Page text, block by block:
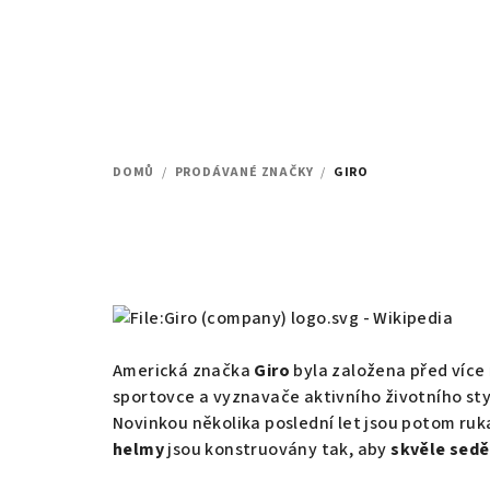
DOMŮ / PRODÁVANÉ ZNAČKY / GIRO
Americká značka Giro byla založena před
sportovce a vyznavače aktivního životního
Novinkou několika poslední let jsou potom
helmyjsou konstruovány tak, abyskvěle